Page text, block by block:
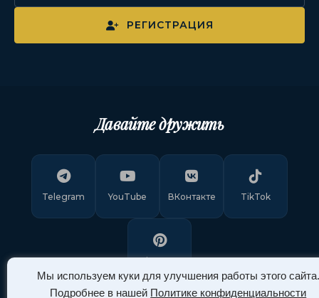
Мы используем куки для улучшения работы этого сайта.
Подробнее в нашей Политике конфиденциальности
РЕГИСТРАЦИЯ
Давайте дружить
Telegram YouTube ВКонтакте TikTok
Pinterest